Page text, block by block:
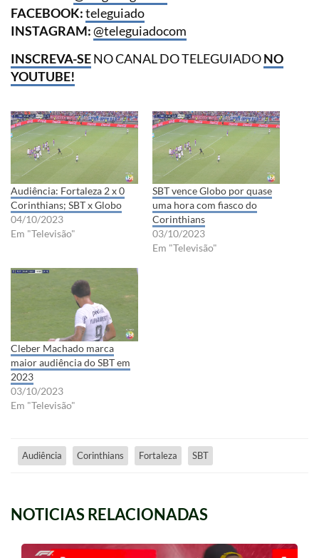
FACEBOOK:teleguiado
INSTAGRAM:@teleguiadocom
INSCREVA-SENO CANAL DO TELEGUIADONO
YOUTUBE!
Audiência: Fortaleza 2 x 0
Corinthians; SBT x Globo
04/10/2023
Em "Televisão"
SBT vence Globo por quase
uma hora com fiasco do
Corinthians
03/10/2023
Em "Televisão"
Cleber Machado marca
maior audiência do SBT em
2023
03/10/2023
Em "Televisão"
Audiência Corinthians Fortaleza SBT
NOTICIAS RELACIONADAS